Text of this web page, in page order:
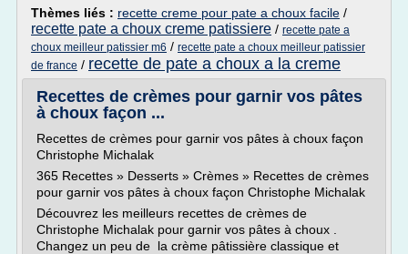
Thèmes liés : recette creme pour pate a choux facile /
recette pate a choux creme patissiere / recette pate a
choux meilleur patissier m6 / recette pate a choux meilleur patissier
de france / recette de pate a choux a la creme
Recettes de crèmes pour garnir vos pâtes
à choux façon ...
Recettes de crèmes pour garnir vos pâtes à choux façon
Christophe Michalak
365 Recettes » Desserts » Crèmes » Recettes de crèmes
pour garnir vos pâtes à choux façon Christophe Michalak
Découvrez les meilleurs recettes de crèmes de
Christophe Michalak pour garnir vos pâtes à choux .
Changez un peu de la crème pâtissière classique et